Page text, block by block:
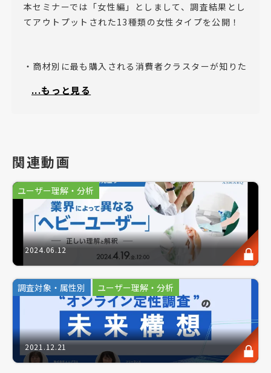
本セミナーでは「女性編」としまして、調査結果とし
てアウトプットされた13種類の女性タイプを公開！
・商材別に最も購入される消費者クラスターが知りた
このような方にお勧めのセミナーです。
大好評の「男性編」に引き続き、「女性編」を公開！
自社製品のペルソナ～ターゲットを描く際、その消費
者の性格や価値観、よく立ち寄る店舗や、好みのブラ
ンドや金銭感覚、など、デモグラでは図れない、消費
者の輪郭が見えるような付帯的情報を求めたことはな
いでしょうか？
消費者の属性レベルはもとより、趣味嗜好や価値観、
性格や特性も踏まえたターゲット像を構築すること
で、商品のコミュニケーション精度は格段に上がり、
...もっと見る
関連動画
ユーザー理解・分析
2024.06.12
調査対象・属性別 ユーザー理解・分析
2021.12.21